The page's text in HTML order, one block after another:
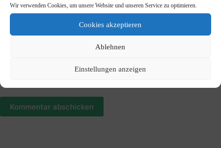
Wir verwenden Cookies, um unsere Website und unseren Service zu optimieren.
Cookies akzeptieren
Ablehnen
Einstellungen anzeigen
Meinen Namen, meine E-Mail-Adresse und meine Website
Kommentar abschicken